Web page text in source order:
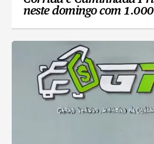
neste domingo com